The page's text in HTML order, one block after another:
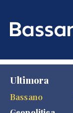
Ultimora
Bassano